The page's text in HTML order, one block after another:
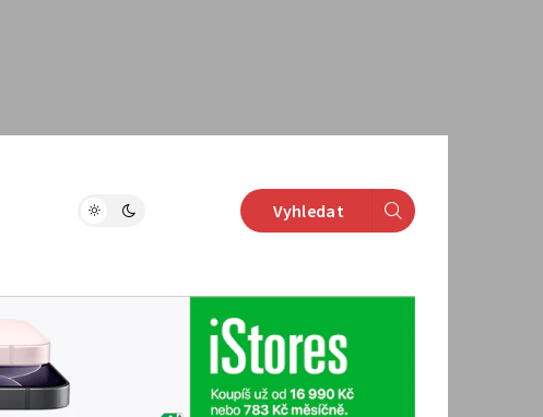
Vyhledat